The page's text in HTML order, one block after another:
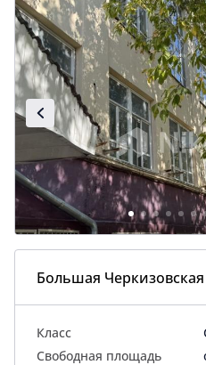
Большая Черкизовская
Класс
Свободная площадь